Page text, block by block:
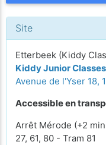
Site
Etterbeek (Kiddy
Kiddy Junior Classes
Avenue de l'Yser 18,
Accessible en
Arrêt Mérode (+2
27, 61, 80 - Tram 81